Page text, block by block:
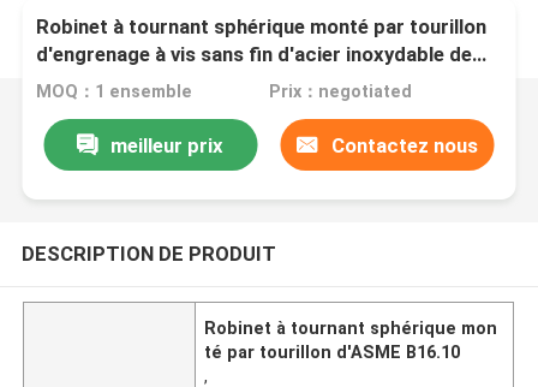
Robinet à tournant sphérique monté par tourillon
d'engrenage à vis sans fin d'acier inoxydable de
robinet à tournant sphérique d'ASME B16.10
MOQ：1 ensemble Prix：negotiated
meilleur prix Contactez nous
DESCRIPTION DE PRODUIT
Robinet à tournant sphérique mon
té par tourillon d'ASME B16.10
,